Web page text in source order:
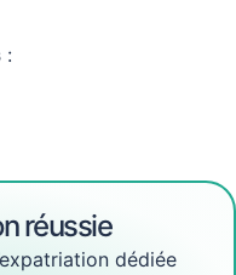
:
réussie
dédiée